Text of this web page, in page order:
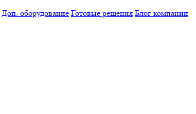
Доп. оборудование Готовые решения Блог компании